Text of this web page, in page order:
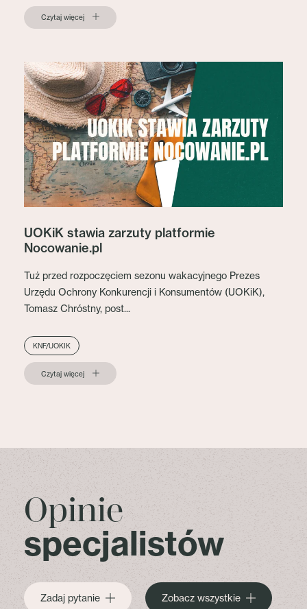
Czytaj więcej
UOKiK stawia zarzuty platformie
Nocowanie.pl
Tuż przed rozpoczęciem sezonu wakacyjnego Prezes
Urzędu Ochrony Konkurencji i Konsumentów (UOKiK),
Tomasz Chróstny, post...
KNF/UOKIK
Czytaj więcej
Opinie
specjalistów
Zadaj pytanie Zobacz wszystkie